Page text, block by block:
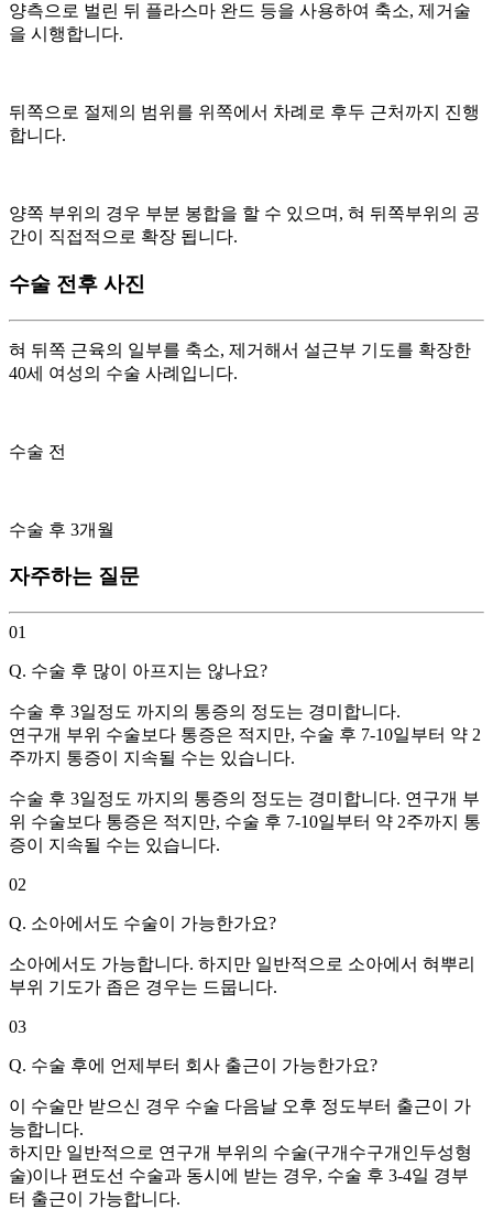
양측으로 벌린 뒤 플라스마 완드 등을 사용하여 축소, 제거술
을 시행합니다.
뒤쪽으로 절제의 범위를 위쪽에서 차례로 후두 근처까지 진행
합니다.
양쪽 부위의 경우 부분 봉합을 할 수 있으며, 혀 뒤쪽부위의 공
간이 직접적으로 확장 됩니다.
수술 전후 사진
혀 뒤쪽 근육의 일부를 축소, 제거해서 설근부 기도를 확장한
40세 여성의 수술 사례입니다.
수술 전
수술 후 3개월
자주하는 질문
01
Q. 수술 후 많이 아프지는 않나요?
수술 후 3일정도 까지의 통증의 정도는 경미합니다.
연구개 부위 수술보다 통증은 적지만, 수술 후 7-10일부터 약 2
주까지 통증이 지속될 수는 있습니다.
수술 후 3일정도 까지의 통증의 정도는 경미합니다. 연구개 부
위 수술보다 통증은 적지만, 수술 후 7-10일부터 약 2주까지 통
증이 지속될 수는 있습니다.
02
Q. 소아에서도 수술이 가능한가요?
소아에서도 가능합니다. 하지만 일반적으로 소아에서 혀뿌리
부위 기도가 좁은 경우는 드뭅니다.
03
Q. 수술 후에 언제부터 회사 출근이 가능한가요?
이 수술만 받으신 경우 수술 다음날 오후 정도부터 출근이 가
능합니다.
하지만 일반적으로 연구개 부위의 수술(구개수구개인두성형
술)이나 편도선 수술과 동시에 받는 경우, 수술 후 3-4일 경부
터 출근이 가능합니다.